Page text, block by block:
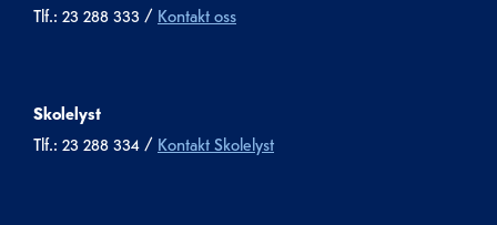
Tlf.: 23 288 333 / Kontakt oss
Skolelyst
Tlf.: 23 288 334 / Kontakt Skolelyst